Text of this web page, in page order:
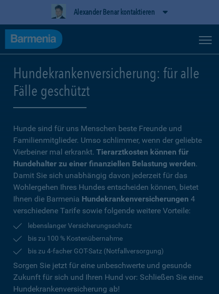
Alexander Benar kontaktieren
Hundekrankenversicherung: für alle
Fälle geschützt
Hunde sind für uns Menschen beste Freunde und
Familienmitglieder. Umso schlimmer, wenn der geliebte
Vierbeiner mal erkrankt. Tierarztkosten können für
Hundehalter zu einer finanziellen Belastung werden.
Damit Sie sich unabhängig davon jederzeit für das
Wohlergehen Ihres Hundes entscheiden können, bietet
Ihnen die Barmenia Hundekrankenversicherungen 4
verschiedene Tarife sowie folgende weitere Vorteile:
lebenslanger Versicherungsschutz
bis zu 100 % Kostenübernahme
bis zu 4-facher GOT-Satz (Notfallversorgung)
Sorgen Sie jetzt für eine unbeschwerte und gesunde
Zukunft für sich und Ihren Hund vor: Schließen Sie eine
Hundekrankenversicherung ab!